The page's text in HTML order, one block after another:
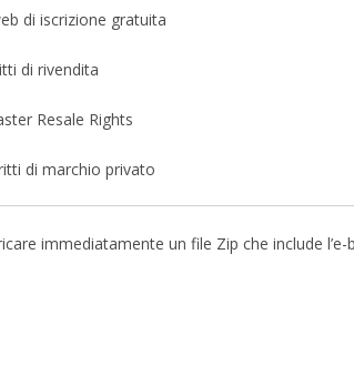
di iscrizione gratuita
di rivendita
Resale Rights
di marchio privato
immediatamente un file Zip che include